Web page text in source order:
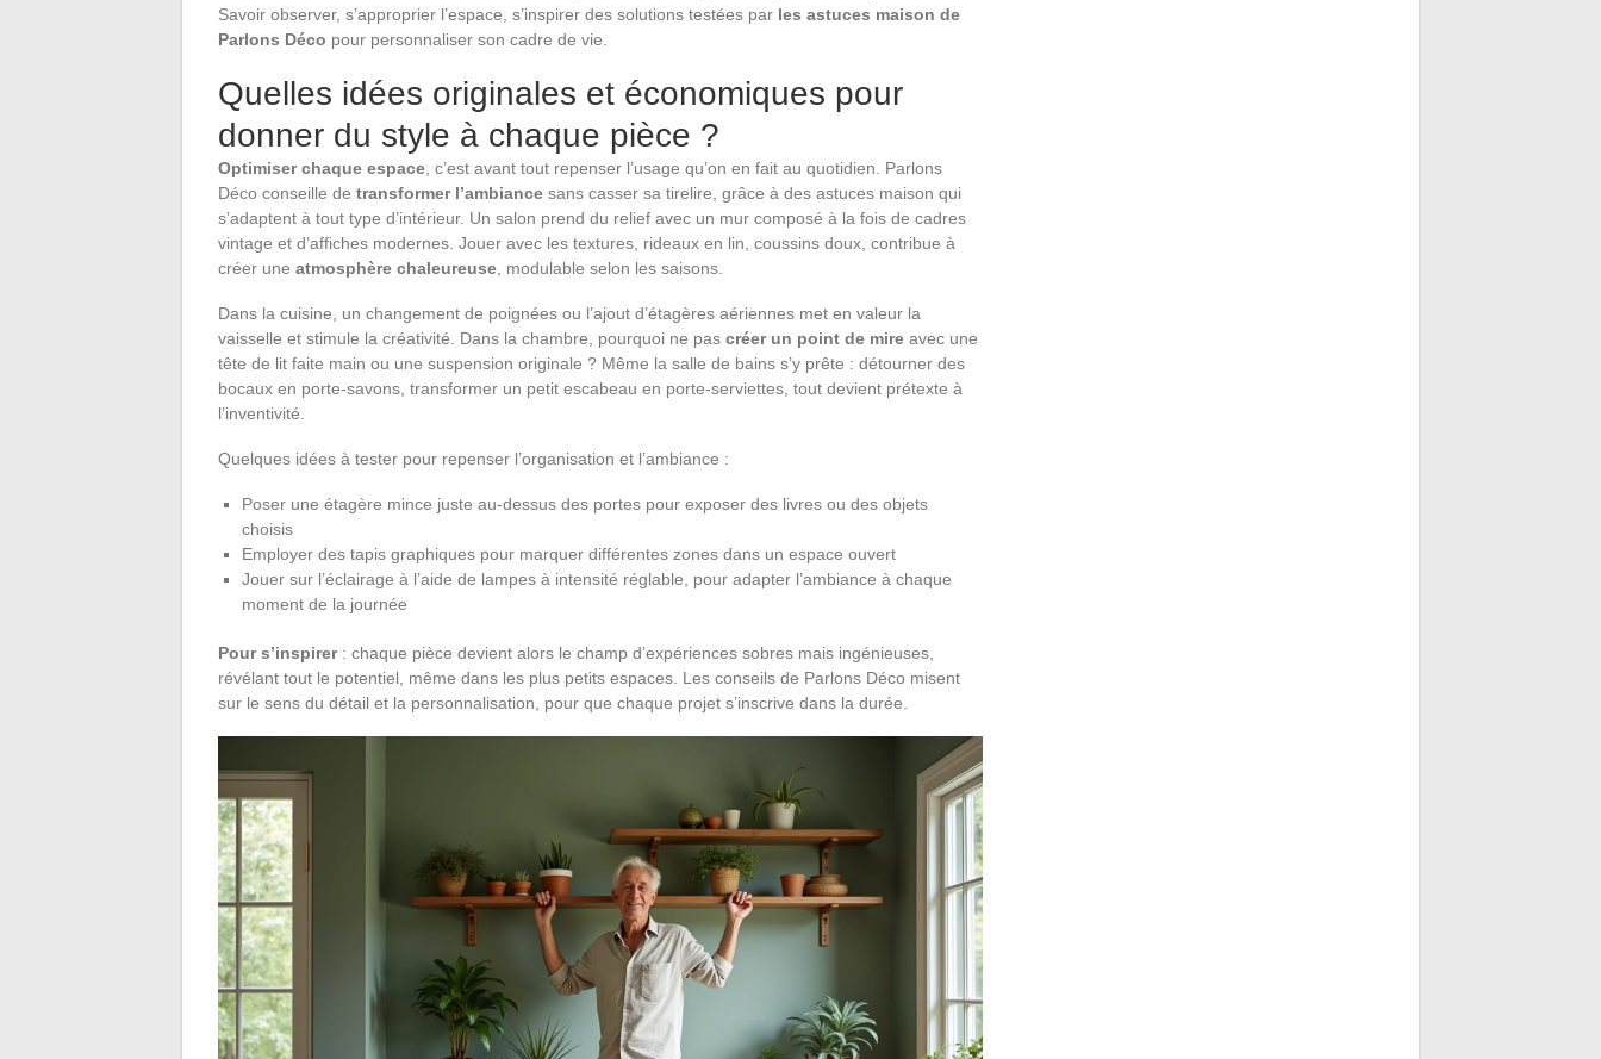
Savoir observer, s’approprier l’espace, s’inspirer des solutions testées par les astuces maison de
Parlons Déco pour personnaliser son cadre de vie.
Quelles idées originales et économiques pour
donner du style à chaque pièce ?
Optimiser chaque espace , c’est avant tout repenser l’usage qu’on en fait au quotidien. Parlons
Déco conseille de transformer l’ambiance sans casser sa tirelire, grâce à des astuces maison qui
s’adaptent à tout type d’intérieur. Un salon prend du relief avec un mur composé à la fois de cadres
vintage et d’affiches modernes. Jouer avec les textures, rideaux en lin, coussins doux, contribue à
créer une atmosphère chaleureuse , modulable selon les saisons.
Dans la cuisine, un changement de poignées ou l’ajout d’étagères aériennes met en valeur la
vaisselle et stimule la créativité. Dans la chambre, pourquoi ne pas créer un point de mire avec une
tête de lit faite main ou une suspension originale ? Même la salle de bains s’y prête : détourner des
bocaux en porte-savons, transformer un petit escabeau en porte-serviettes, tout devient prétexte à
l’inventivité.
Quelques idées à tester pour repenser l’organisation et l’ambiance :
Poser une étagère mince juste au-dessus des portes pour exposer des livres ou des objets
choisis
Employer des tapis graphiques pour marquer différentes zones dans un espace ouvert
Jouer sur l’éclairage à l’aide de lampes à intensité réglable, pour adapter l’ambiance à chaque
moment de la journée
Pour s’inspirer: chaque pièce devient alors le champ d’expériences sobres mais ingénieuses,
révélant tout le potentiel, même dans les plus petits espaces. Les conseils de Parlons Déco misent
sur le sens du détail et la personnalisation, pour que chaque projet s’inscrive dans la durée.